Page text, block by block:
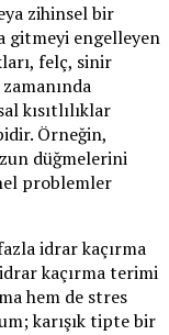
zihinsel bir
gitmeyi engelleyen
felç, sinir
kısıtlılıklar
Örneğin,
düğmelerini
problemler
idrar kaçırma
kaçırma terimi
hem de stres
karışık tipte bir